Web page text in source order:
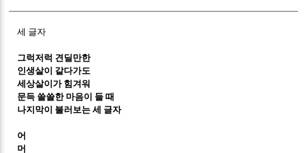
세 글자
그럭저럭 견딜만한
인생살이 같다가도
세상살이가 힘겨워
문득 쓸쓸한 마음이 들 때
나지막이 불러보는 세 글자
어
머
Sketchbook5, 스케치북5